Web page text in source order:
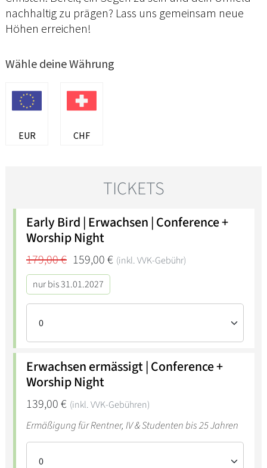
nachhaltig zu prägen? Lass uns gemeinsam neue
Höhen erreichen!
Wähle deine Währung
EUR CHF